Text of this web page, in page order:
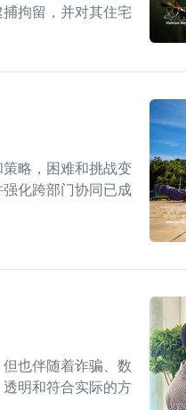
拘留，并对其住宅
略，困难和挑战变
化跨部门协同已成
也伴随着诈骗、数
明和符合实际的方